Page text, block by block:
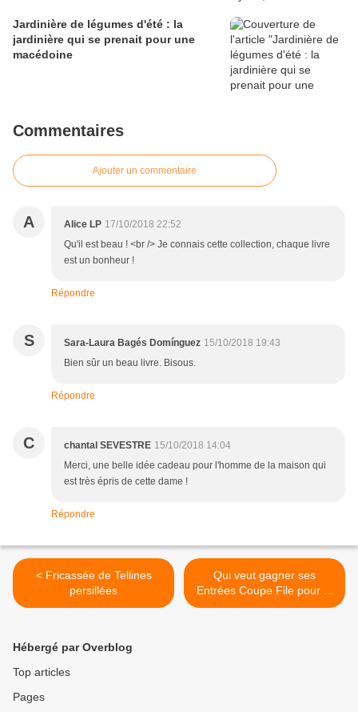
Jardinière de légumes d'été : la
jardinière qui se prenait pour une
macédoine
Commentaires
Ajouter un commentaire
A Alice LP 17/10/2018 22:52
Qu'il est beau ! <br /> Je connais cette collection, chaque livre
est un bonheur !
Répondre
S Sara-Laura Bagés Domínguez 15/10/2018 19:43
Bien sûr un beau livre. Bisous.
Répondre
C chantal SEVESTRE 15/10/2018 14:04
Merci, une belle idée cadeau pour l'homme de la maison qui
est très épris de cette dame !
Répondre
< Fricassée de Tellines
persillées
Qui veut gagner ses
Entrées Coupe File pour le
Salon Créations et Savoir
Hébergé par Overblog
Top articles
Pages